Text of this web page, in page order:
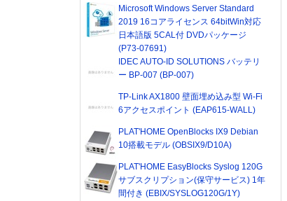
Microsoft Windows Server Standard
2019 16コアライセンス 64bitWin対応
日本語版 5CAL付 DVDパッケージ
(P73-07691)
IDEC AUTO-ID SOLUTIONS バッテリ
ー BP-007 (BP-007)
TP-Link AX1800 壁面埋め込み型 Wi-Fi
6アクセスポイント (EAP615-WALL)
PLAT'HOME OpenBlocks IX9 Debian
10搭載モデル (OBSIX9/D10A)
PLAT'HOME EasyBlocks Syslog 120G
サブスクリプション(保守サービス) 1年
間付き (EBIX/SYSLOG120G/1Y)